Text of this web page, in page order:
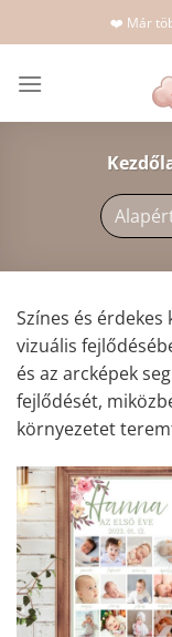
to
❤️ Már
Színes és
vizuális
és az arcképek
fejlődését,
környezetet